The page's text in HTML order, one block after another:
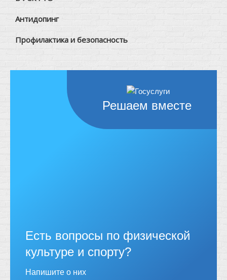
Антидопинг
Профилактика и безопасность
Решаем вместе
Есть вопросы по физической
культуре и спорту?
Напишите о них